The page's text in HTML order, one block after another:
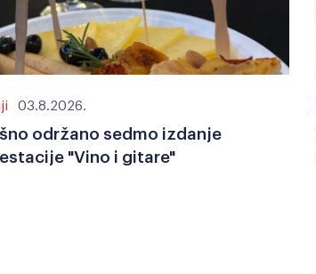
03.8.2026.
održano sedmo izdanje
"Vino i gitare"